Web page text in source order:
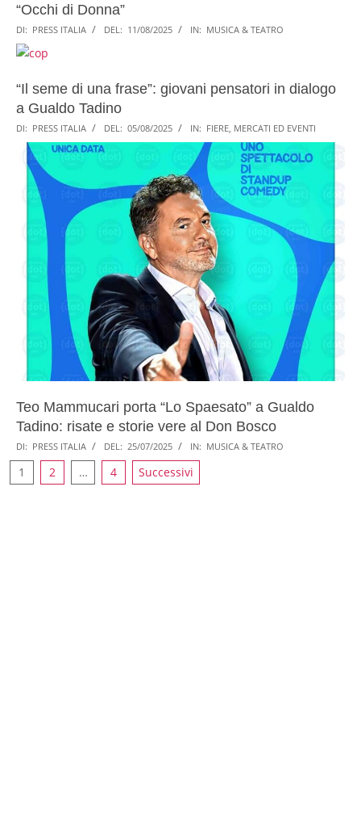
“Occhi di Donna”
DI: PRESS ITALIA DEL: 11/08/2025 IN: MUSICA & TEATRO
“Il seme di una frase”: giovani pensatori in dialogo
a Gualdo Tadino
DI: PRESS ITALIA DEL: 05/08/2025 IN: FIERE, MERCATI ED EVENTI
Teo Mammucari porta “Lo Spaesato” a Gualdo
Tadino: risate e storie vere al Don Bosco
DI: PRESS ITALIA DEL: 25/07/2025 IN: MUSICA & TEATRO
1 2 … 4 Successivi